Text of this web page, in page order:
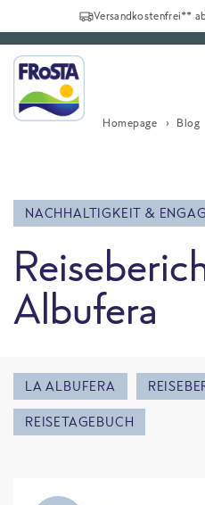
Versandkostenfrei**
Homepage Blog
NACHHALTIGKEIT &
Albufera
LA ALBUFERA
REISETAGEBUCH